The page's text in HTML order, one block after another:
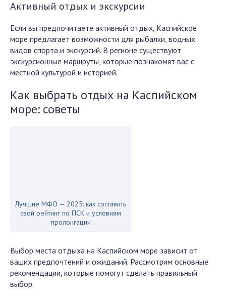
Активный отдых и экскурсии
Если вы предпочитаете активный отдых, Каспийское
море предлагает возможности для рыбалки, водных
видов спорта и экскурсий. В регионе существуют
экскурсионные маршруты, которые познакомят вас с
местной культурой и историей.
Как выбрать отдых на Каспийском
море: советы
Лучшие МФО — 2025: как составить
свой рейтинг по ПСК и условиям
пролонгации
Выбор места отдыха на Каспийском море зависит от
ваших предпочтений и ожиданий. Рассмотрим основные
рекомендации, которые помогут сделать правильный
выбор.